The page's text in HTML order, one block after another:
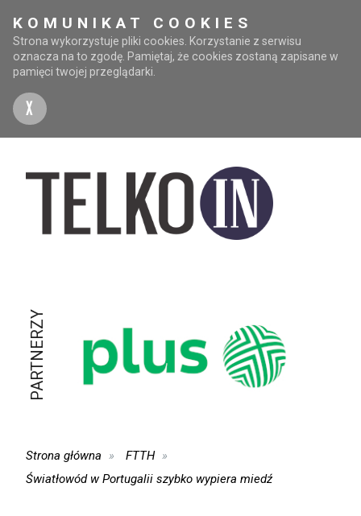
KOMUNIKAT COOKIES
Strona wykorzystuje pliki cookies. Korzystanie z serwisu
oznacza na to zgodę. Pamiętaj, że cookies zostaną zapisane w
pamięci twojej przeglądarki.
X
PARTNERZY
Strona główna
FTTH
Światłowód w Portugalii szybko wypiera miedź